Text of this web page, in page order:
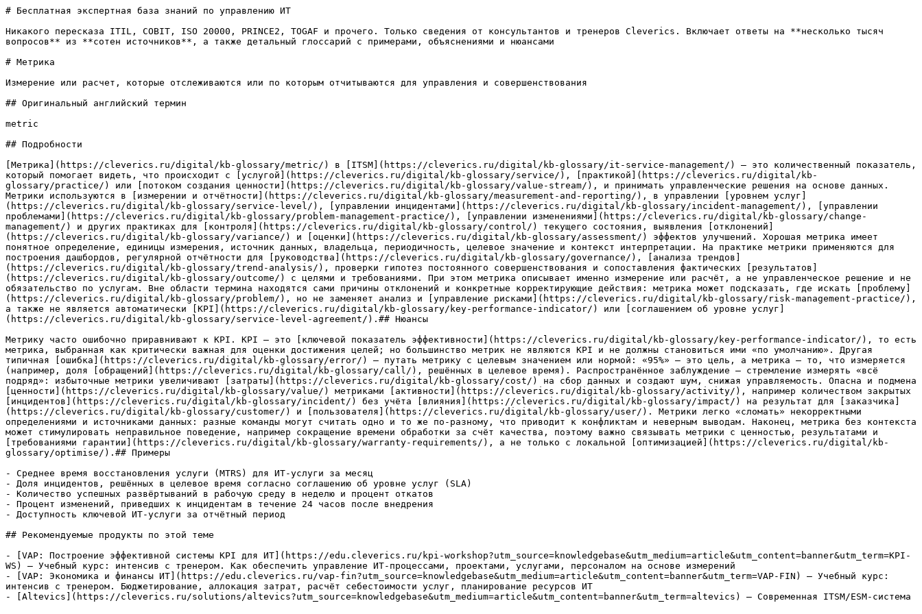
# Бесплатная экспертная база знаний по управлению ИТ
Никакого пересказа ITIL, COBIT, ISO 20000, PRINCE2, TOGAF и прочего. Только сведения от консультантов и тренеров Cleverics. Включает ответы на **несколько тысяч
вопросов** из **сотен источников**, а также детальный глоссарий с примерами, объяснениями и нюансами
# Метрика
Измерение или расчет, которые отслеживаются или по которым отчитываются для управления и совершенствования
## Оригинальный английский термин
metric
## Подробности
[Метрика](https://cleverics.ru/digital/kb-glossary/metric/) в [ITSM](https://cleverics.ru/digital/kb-glossary/it-service-management/) — это количественный показатель,
который помогает видеть, что происходит с [услугой](https://cleverics.ru/digital/kb-glossary/service/), [практикой](https://cleverics.ru/digital/kb-
glossary/practice/) или [потоком создания ценности](https://cleverics.ru/digital/kb-glossary/value-stream/), и принимать управленческие решения на основе данных.
Метрики используются в [измерении и отчётности](https://cleverics.ru/digital/kb-glossary/measurement-and-reporting/), в управлении [уровнем услуг]
(https://cleverics.ru/digital/kb-glossary/service-level/), [управлении инцидентами](https://cleverics.ru/digital/kb-glossary/incident-management/), [управлении
проблемами](https://cleverics.ru/digital/kb-glossary/problem-management-practice/), [управлении изменениями](https://cleverics.ru/digital/kb-glossary/change-
management/) и других практиках для [контроля](https://cleverics.ru/digital/kb-glossary/control/) текущего состояния, выявления [отклонений]
(https://cleverics.ru/digital/kb-glossary/variance/) и [оценки](https://cleverics.ru/digital/kb-glossary/assessment/) эффектов улучшений. Хорошая метрика имеет
понятное определение, единицы измерения, источник данных, владельца, периодичность, целевое значение и контекст интерпретации. На практике метрики применяются для
построения дашбордов, регулярной отчётности для [руководства](https://cleverics.ru/digital/kb-glossary/governance/), [анализа трендов]
(https://cleverics.ru/digital/kb-glossary/trend-analysis/), проверки гипотез постоянного совершенствования и сопоставления фактических [результатов]
(https://cleverics.ru/digital/kb-glossary/outcome/) с целями и требованиями. При этом метрика описывает именно измерение или расчёт, а не управленческое решение и не
обязательство по услугам. Вне области термина находятся сами причины отклонений и конкретные корректирующие действия: метрика может подсказать, где искать [проблему]
(https://cleverics.ru/digital/kb-glossary/problem/), но не заменяет анализ и [управление рисками](https://cleverics.ru/digital/kb-glossary/risk-management-practice/),
а также не является автоматически [KPI](https://cleverics.ru/digital/kb-glossary/key-performance-indicator/) или [соглашением об уровне услуг]
(https://cleverics.ru/digital/kb-glossary/service-level-agreement/).## Нюансы
Метрику часто ошибочно приравнивают к KPI. KPI — это [ключевой показатель эффективности](https://cleverics.ru/digital/kb-glossary/key-performance-indicator/), то есть
метрика, выбранная как критически важная для оценки достижения целей; но большинство метрик не являются KPI и не должны становиться ими «по умолчанию». Другая
типичная [ошибка](https://cleverics.ru/digital/kb-glossary/error/) — путать метрику с целевым значением или нормой: «95%» — это цель, а метрика — то, что измеряется
(например, доля [обращений](https://cleverics.ru/digital/kb-glossary/call/), решённых в целевое время). Распространённое заблуждение — стремление измерять «всё
подряд»: избыточные метрики увеличивают [затраты](https://cleverics.ru/digital/kb-glossary/cost/) на сбор данных и создают шум, снижая управляемость. Опасна и подмена
[ценности](https://cleverics.ru/digital/kb-glossary/value/) метриками [активности](https://cleverics.ru/digital/kb-glossary/activity/), например количеством закрытых
[инцидентов](https://cleverics.ru/digital/kb-glossary/incident/) без учёта [влияния](https://cleverics.ru/digital/kb-glossary/impact/) на результат для [заказчика]
(https://cleverics.ru/digital/kb-glossary/customer/) и [пользователя](https://cleverics.ru/digital/kb-glossary/user/). Метрики легко «сломать» некорректными
определениями и источниками данных: разные команды могут считать одно и то же по-разному, что приводит к конфликтам и неверным выводам. Наконец, метрика без контекста
может стимулировать неправильное поведение, например сокращение времени обработки за счёт качества, поэтому важно связывать метрики с ценностью, результатами и
[требованиями гарантии](https://cleverics.ru/digital/kb-glossary/warranty-requirements/), а не только с локальной [оптимизацией](https://cleverics.ru/digital/kb-
glossary/optimise/).## Примеры
- Среднее время восстановления услуги (MTRS) для ИТ-услуги за месяц
- Доля инцидентов, решённых в целевое время согласно соглашению об уровне услуг (SLA)
- Количество успешных развёртываний в рабочую среду в неделю и процент откатов
- Процент изменений, приведших к инцидентам в течение 24 часов после внедрения
- Доступность ключевой ИТ-услуги за отчётный период
## Рекомендуемые продукты по этой теме
- [VAP: Построение эффективной системы KPI для ИТ](https://edu.cleverics.ru/kpi-workshop?utm_source=knowledgebase&utm_medium=article&utm_content=banner&utm_term=KPI-
WS) — Учебный курс: интенсив с тренером. Как обеспечить управление ИТ-процессами, проектами, услугами, персоналом на основе измерений
- [VAP: Экономика и финансы ИТ](https://edu.cleverics.ru/vap-fin?utm_source=knowledgebase&utm_medium=article&utm_content=banner&utm_term=VAP-FIN) — Учебный курс:
интенсив с тренером. Бюджетирование, аллокация затрат, расчёт себестоимости услуг, планирование ресурсов ИТ
- [Altevics](https://cleverics.ru/solutions/altevics?utm_source=knowledgebase&utm_medium=article&utm_content=banner&utm_term=altevics) — Современная ITSM/ESM-система